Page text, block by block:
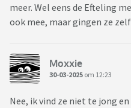
meer. Wel eens de Efteling
ook mee, maar gingen ze
Moxxie
30-03-2025 om 12:23
Nee, ik vind ze niet te jong